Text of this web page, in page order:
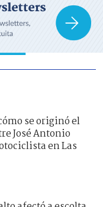
se originó el
José Antonio
en Las